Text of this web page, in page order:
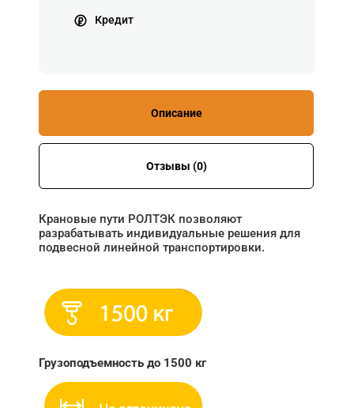
Кредит
Описание
Отзывы (0)
Крановые пути РОЛТЭК позволяют
разрабатывать индивидуальные решения для
подвесной линейной транспортировки.
Грузоподъемность до 1500 кг